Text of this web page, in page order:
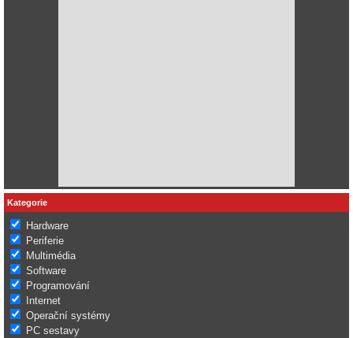
Kategorie
Hardware
Periferie
Multimédia
Software
Programování
Internet
Operační systémy
PC sestavy